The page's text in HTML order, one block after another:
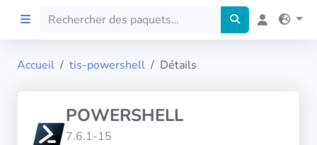
Preprod
Accueil tis-powershell Détails
POWERSHELL
7.6.1-15